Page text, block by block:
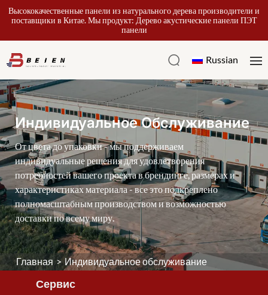
Высококачественные панели из натурального дерева производители и
поставщики в Китае. Мы продукт: Дерево акустические панели ПЭТ
панели
Russian
Индивидуальное Обслуживание
От цвета до упаковки - мы поддерживаем
индивидуальные решения для удовлетворения
потребностей вашего проекта в брендинге, размерах и
характеристиках материала - все это подкреплено
полномасштабным производством и возможностью
доставки по всему миру.
Главная > Индивидуальное обслуживание
Сервис